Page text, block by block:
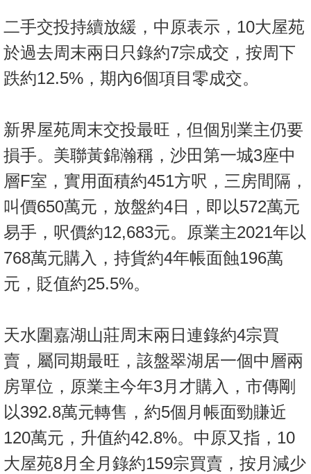
揭
地
產
地
產
新
聞
數
據
佈
業
手
冊
關
我
們
二手交投持續放緩，中原表示，10大屋苑
於過去周末兩日只錄約7宗成交，按周下
跌約12.5%，期內6個項目零成交。
新界屋苑周末交投最旺，但個別業主仍要
損手。美聯黃錦瀚稱，沙田第一城3座中
層F室，實用面積約451方呎，三房間隔，
叫價650萬元，放盤約4日，即以572萬元
易手，呎價約12,683元。原業主2021年以
768萬元購入，持貨約4年帳面蝕196萬
元，貶值約25.5%。
天水圍嘉湖山莊周末兩日連錄約4宗買
賣，屬同期最旺，該盤翠湖居一個中層兩
房單位，原業主今年3月才購入，市傳剛
以392.8萬元轉售，約5個月帳面勁賺近
120萬元，升值約42.8%。中原又指，10
大屋苑8月全月錄約159宗買賣，按月減少